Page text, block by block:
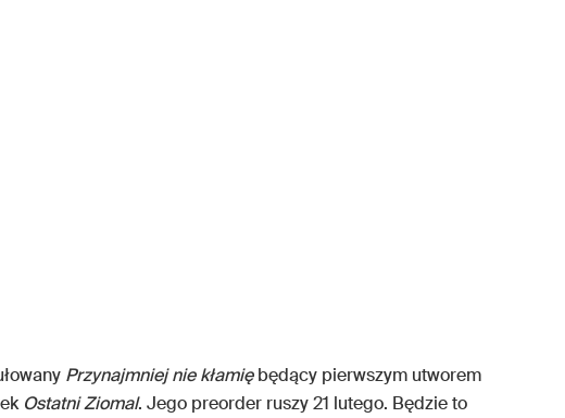
Przynajmniej nie kłamiębędący pierwszym utworem
Ostatni Ziomal. Jego preorder ruszy 21 lutego. Będzie to